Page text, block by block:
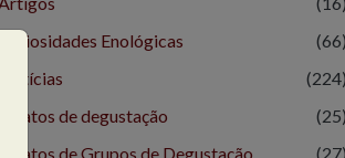
Curiosidades Enológicas
(66)
Notícias
(224)
Relatos de degustação
(25)
Relatos de Grupos de Degustação
(27)